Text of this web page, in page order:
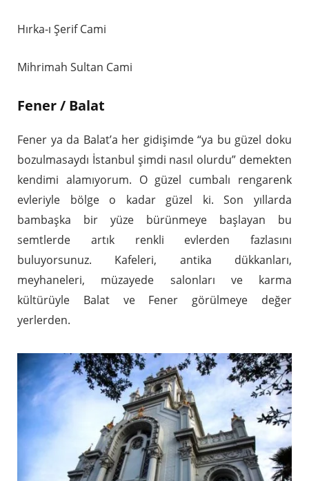
Hırka-ı Şerif Cami
Mihrimah Sultan Cami
Fener / Balat
Fener ya da Balat’a her gidişimde “ya bu güzel doku
bozulmasaydı İstanbul şimdi nasıl olurdu” demekten
kendimi alamıyorum. O güzel cumbalı rengarenk
evleriyle bölge o kadar güzel ki. Son yıllarda
bambaşka bir yüze bürünmeye başlayan bu
semtlerde artık renkli evlerden fazlasını
buluyorsunuz. Kafeleri, antika dükkanları,
meyhaneleri, müzayede salonları ve karma
kültürüyle Balat ve Fener görülmeye değer
yerlerden.